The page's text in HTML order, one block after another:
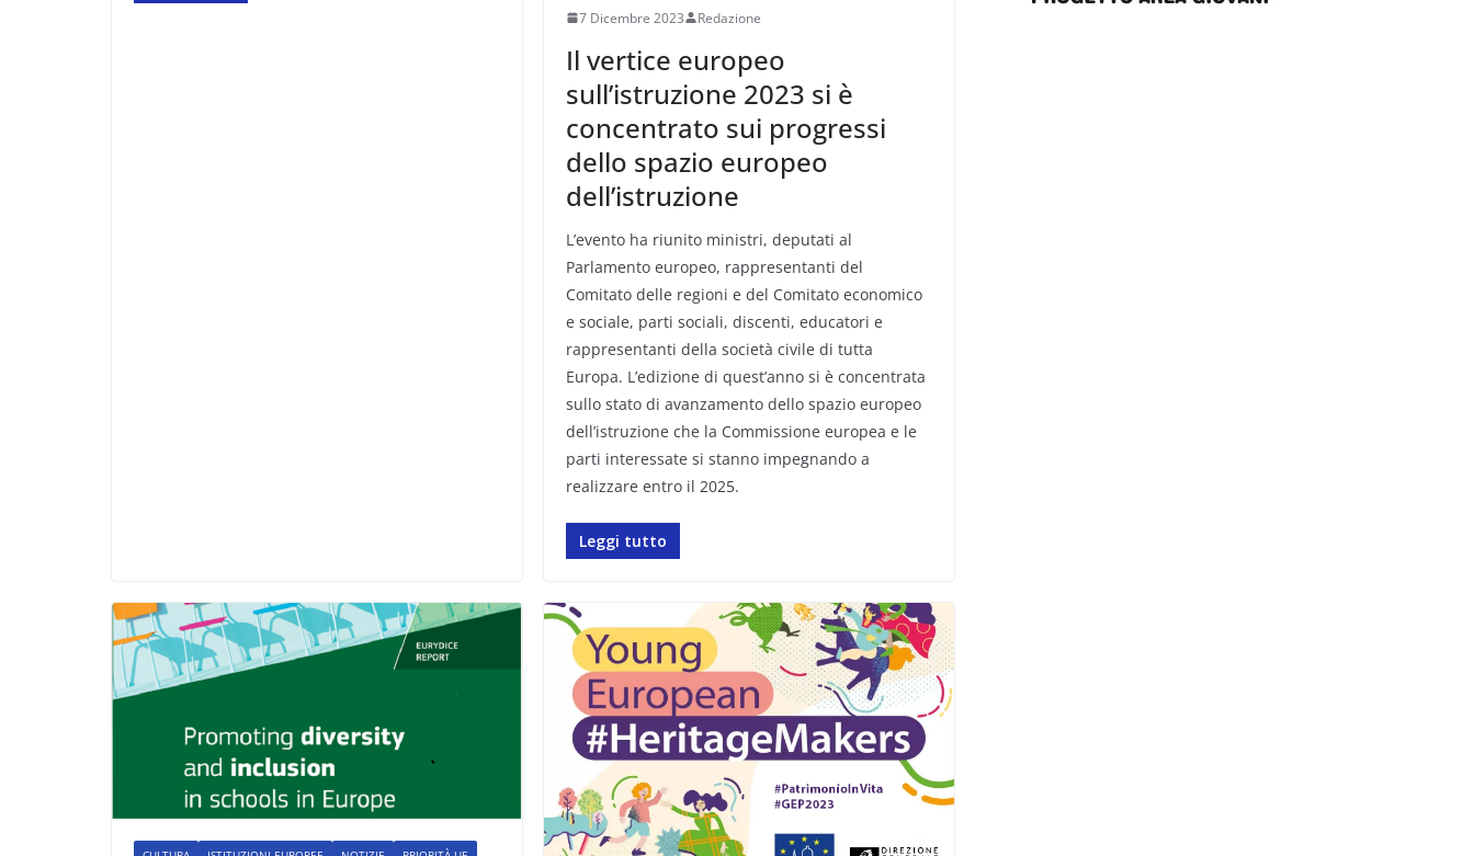
7 Dicembre 2023 Redazione
Il vertice europeo
sull’istruzione 2023 si è
concentrato sui progressi
dello spazio europeo
dell’istruzione
L’evento ha riunito ministri, deputati al
Parlamento europeo, rappresentanti del
Comitato delle regioni e del Comitato economico
e sociale, parti sociali, discenti, educatori e
rappresentanti della società civile di tutta
Europa. L’edizione di quest’anno si è concentrata
sullo stato di avanzamento dello spazio europeo
dell’istruzione che la Commissione europea e le
parti interessate si stanno impegnando a
realizzare entro il 2025.
Leggi tutto